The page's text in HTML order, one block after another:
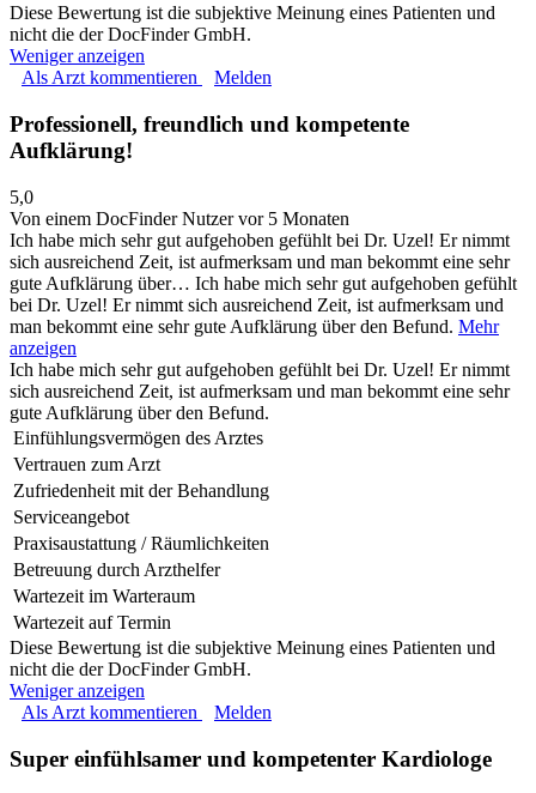
Diese Bewertung ist die subjektive Meinung eines Patienten und
nicht die der DocFinder GmbH.
Weniger anzeigen
Als Arzt kommentieren
Melden
Professionell, freundlich und kompetente
Aufklärung!
5,0
Von einem DocFinder Nutzervor 5 Monaten
Ich habe mich sehr gut aufgehoben gefühlt bei Dr. Uzel! Er nimmt
sich ausreichend Zeit, ist aufmerksam und man bekommt eine sehr
gute Aufklärung über… Ich habe mich sehr gut aufgehoben gefühlt
bei Dr. Uzel! Er nimmt sich ausreichend Zeit, ist aufmerksam und
man bekommt eine sehr gute Aufklärung über den Befund. Mehr
anzeigen
Ich habe mich sehr gut aufgehoben gefühlt bei Dr. Uzel! Er nimmt
sich ausreichend Zeit, ist aufmerksam und man bekommt eine sehr
gute Aufklärung über den Befund.
Einfühlungsvermögen des Arztes
Vertrauen zum Arzt
Zufriedenheit mit der Behandlung
Serviceangebot
Praxisaustattung / Räumlichkeiten
Betreuung durch Arzthelfer
Wartezeit im Warteraum
Wartezeit auf Termin
Diese Bewertung ist die subjektive Meinung eines Patienten und
nicht die der DocFinder GmbH.
Weniger anzeigen
Als Arzt kommentieren
Melden
Super einfühlsamer und kompetenter Kardiologe